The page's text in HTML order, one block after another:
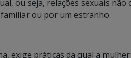
ou seja, relações sexuais não
ou por um estranho.
exige práticas da qual a